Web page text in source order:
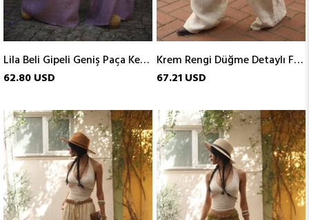
Lila Beli Gipeli Geniş Paça Keten Pantolon
62.80 USD
Krem Rengi Düğme Detaylı Fermuarlı Keten Pantolon
67.21 USD